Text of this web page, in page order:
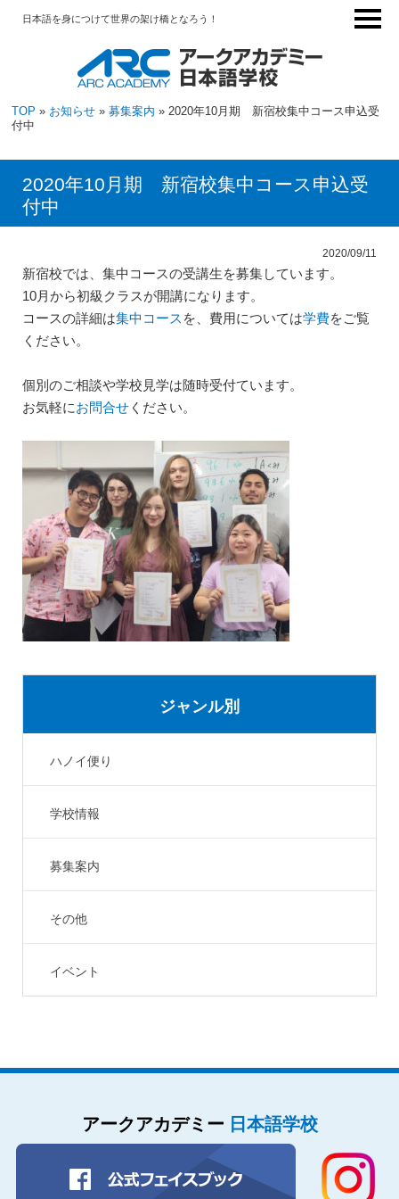
日本語を身につけて世界の架け橋となろう！
TOP » お知らせ »募集案内 » 2020年10月期 新宿校集中コース申込受
付中
2020年10月期 新宿校集中コース申込受
付中
2020/09/11
新宿校では、集中コースの受講生を募集しています。
10月から初級クラスが開講になります。
コースの詳細は集中コース を、費用については学費をご覧
ください。
個別のご相談や学校見学は随時受付ています。
お気軽にお問合せください。
ジャンル別
ハノイ便り
学校情報
募集案内
その他
イベント
アークアカデミー 日本語学校